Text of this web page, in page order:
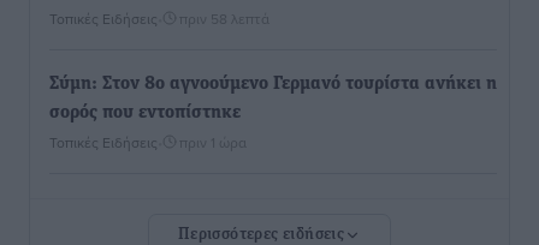
Τοπικές Ειδήσεις πριν 58 λεπτά
Σύμη: Στον 8ο αγνοούμενο Γερμανό τουρίστα ανήκει η
σορός που εντοπίστηκε
Τοπικές Ειδήσεις πριν 1 ώρα
Περισσότερες ειδήσεις